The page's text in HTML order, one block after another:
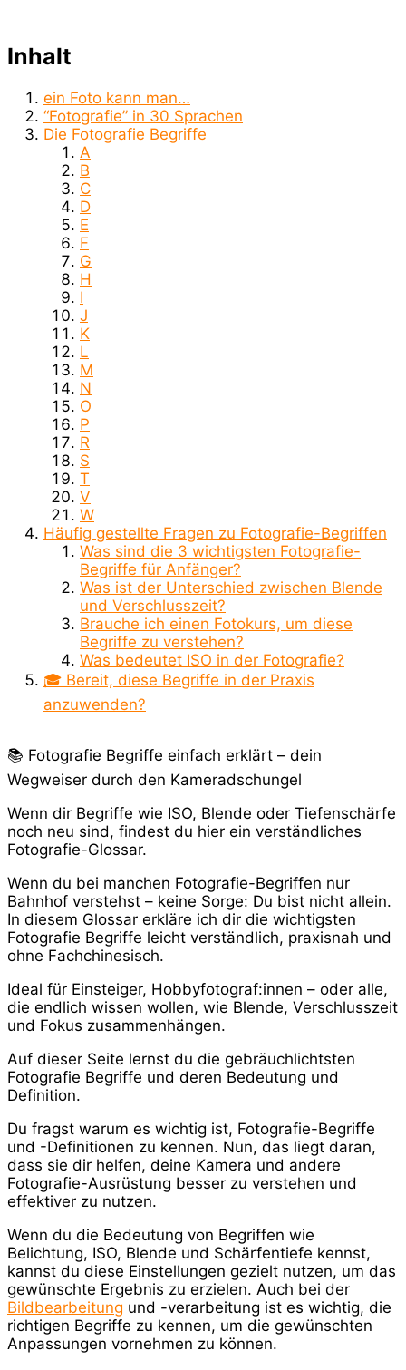
Inhalt
ein Foto kann man…
“Fotografie” in 30 Sprachen
Die Fotografie Begriffe
A
B
C
D
E
F
G
H
I
J
K
L
M
N
O
P
R
S
T
V
W
Häufig gestellte Fragen zu Fotografie-Begriffen
Was sind die 3 wichtigsten Fotografie-
Begriffe für Anfänger?
Was ist der Unterschied zwischen Blende
und Verschlusszeit?
Brauche ich einen Fotokurs, um diese
Begriffe zu verstehen?
Was bedeutet ISO in der Fotografie?
🎓 Bereit, diese Begriffe in der Praxis
anzuwenden?
📚 Fotografie Begriffe einfach erklärt – dein
Wegweiser durch den Kameradschungel
Wenn dir Begriffe wie ISO, Blende oder Tiefenschärfe
noch neu sind, findest du hier ein verständliches
Fotografie-Glossar.
Wenn du bei manchen Fotografie-Begriffen nur
Bahnhof verstehst – keine Sorge: Du bist nicht allein.
In diesem Glossar erkläre ich dir die wichtigsten
Fotografie Begriffe leicht verständlich, praxisnah und
ohne Fachchinesisch.
Ideal für Einsteiger, Hobbyfotograf:innen – oder alle,
die endlich wissen wollen, wie Blende, Verschlusszeit
und Fokus zusammenhängen.
Auf dieser Seite lernst du die gebräuchlichtsten
Fotografie Begriffe und deren Bedeutung und
Definition.
Du fragst warum es wichtig ist, Fotografie-Begriffe
und -Definitionen zu kennen. Nun, das liegt daran,
dass sie dir helfen, deine Kamera und andere
Fotografie-Ausrüstung besser zu verstehen und
effektiver zu nutzen.
Wenn du die Bedeutung von Begriffen wie
Belichtung, ISO, Blende und Schärfentiefe kennst,
kannst du diese Einstellungen gezielt nutzen, um das
gewünschte Ergebnis zu erzielen. Auch bei der
Bildbearbeitung und -verarbeitung ist es wichtig, die
richtigen Begriffe zu kennen, um die gewünschten
Anpassungen vornehmen zu können.